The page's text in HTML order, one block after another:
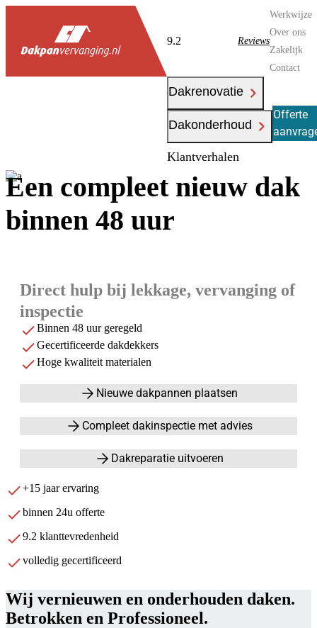
9.2 Reviews
Werkwijze
Over ons
Zakelijk
Contact
Dakrenovatie
Dakonderhoud
Klantverhalen
Offerte
Een compleet nieuw dak
binnen 48 uur
Direct hulp bij lekkage, vervanging of
inspectie
Binnen 48 uur geregeld
Gecertificeerde dakdekkers
Hoge kwaliteit materialen
Nieuwe dakpannen plaatsen
Compleet dakinspectie met advies
Dakreparatie uitvoeren
+15 jaar ervaring
binnen 24u offerte
9.2 klanttevredenheid
volledig gecertificeerd
Wij vernieuwen en onderhouden daken.
Betrokken en Professioneel.